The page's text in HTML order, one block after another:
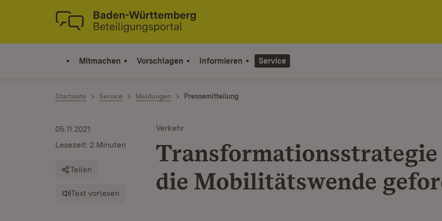
Zum Inhalt springen
Link zur Startseite
Mitmachen Vorschlagen Informieren Service
Startseite Service Meldungen Pressemitteilung
Verkehr
die Mobilitätswende
05.11.2021
Lesezeit: 2 Minuten
Teilen
Text vorlesen